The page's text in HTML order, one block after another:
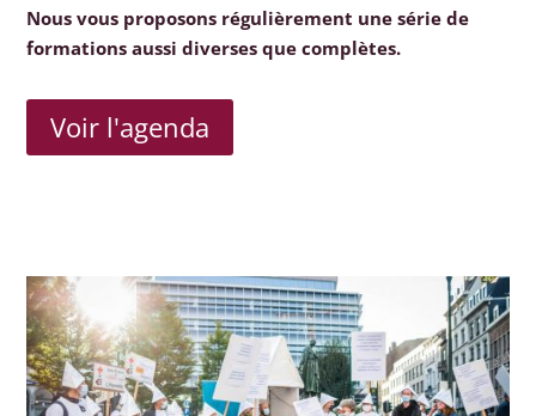
Nous vous proposons régulièrement une série de
formations aussi diverses que complètes.
Voir l'agenda